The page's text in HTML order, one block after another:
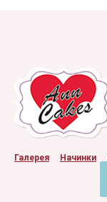
Галерея Начинки